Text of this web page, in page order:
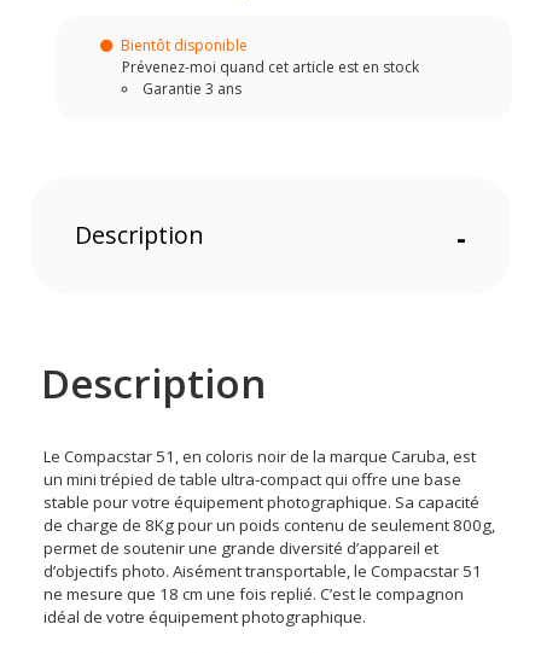
Bientôt disponible
Prévenez-moi quand cet article est en stock
Garantie 3 ans
Description -
Description
Le Compacstar 51, en coloris noir de la marque Caruba, est
un mini trépied de table ultra-compact qui offre une base
stable pour votre équipement photographique. Sa capacité
de charge de 8Kg pour un poids contenu de seulement 800g,
permet de soutenir une grande diversité d’appareil et
d’objectifs photo. Aisément transportable, le Compacstar 51
ne mesure que 18 cm une fois replié. C’est le compagnon
idéal de votre équipement photographique.